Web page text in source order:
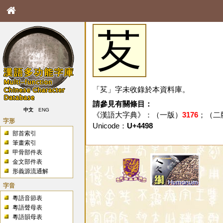
中文 ENG
字形
部首索引
筆畫索引
甲骨部件表
金文部件表
形義源流通解
字音
粵語音節表
粵語聲母表
粵語韻母表
䒘
「䒘」字未收錄於本資料庫。
請參見有關條目：
《漢語大字典》：（一版） 3176；（二
Unicode： U+4498